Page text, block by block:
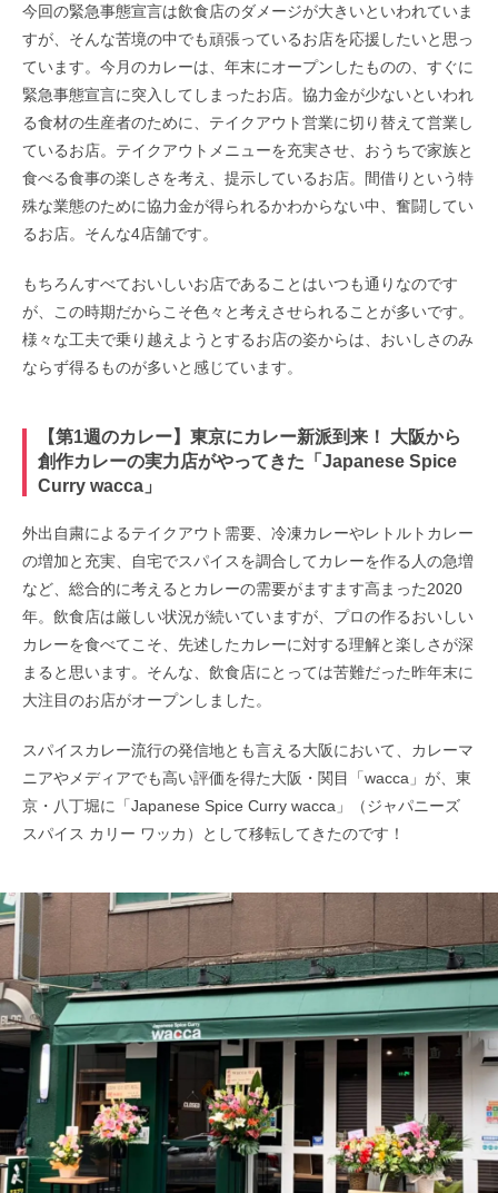
今回の緊急事態宣言は飲食店のダメージが大きいといわれていま
すが、そんな苦境の中でも頑張っているお店を応援したいと思っ
ています。今月のカレーは、年末にオープンしたものの、すぐに
緊急事態宣言に突入してしまったお店。協力金が少ないといわれ
る食材の生産者のために、テイクアウト営業に切り替えて営業し
ているお店。テイクアウトメニューを充実させ、おうちで家族と
食べる食事の楽しさを考え、提示しているお店。間借りという特
殊な業態のために協力金が得られるかわからない中、奮闘してい
るお店。そんな4店舗です。
もちろんすべておいしいお店であることはいつも通りなのです
が、この時期だからこそ色々と考えさせられることが多いです。
様々な工夫で乗り越えようとするお店の姿からは、おいしさのみ
ならず得るものが多いと感じています。
【第1週のカレー】東京にカレー新派到来！ 大阪から
創作カレーの実力店がやってきた「Japanese Spice
Curry wacca」
外出自粛によるテイクアウト需要、冷凍カレーやレトルトカレー
の増加と充実、自宅でスパイスを調合してカレーを作る人の急増
など、総合的に考えるとカレーの需要がますます高まった2020
年。飲食店は厳しい状況が続いていますが、プロの作るおいしい
カレーを食べてこそ、先述したカレーに対する理解と楽しさが深
まると思います。そんな、飲食店にとっては苦難だった昨年末に
大注目のお店がオープンしました。
スパイスカレー流行の発信地とも言える大阪において、カレーマ
ニアやメディアでも高い評価を得た大阪・関目「wacca」が、東
京・八丁堀に「Japanese Spice Curry wacca」（ジャパニーズ
スパイス カリー ワッカ）として移転してきたのです！